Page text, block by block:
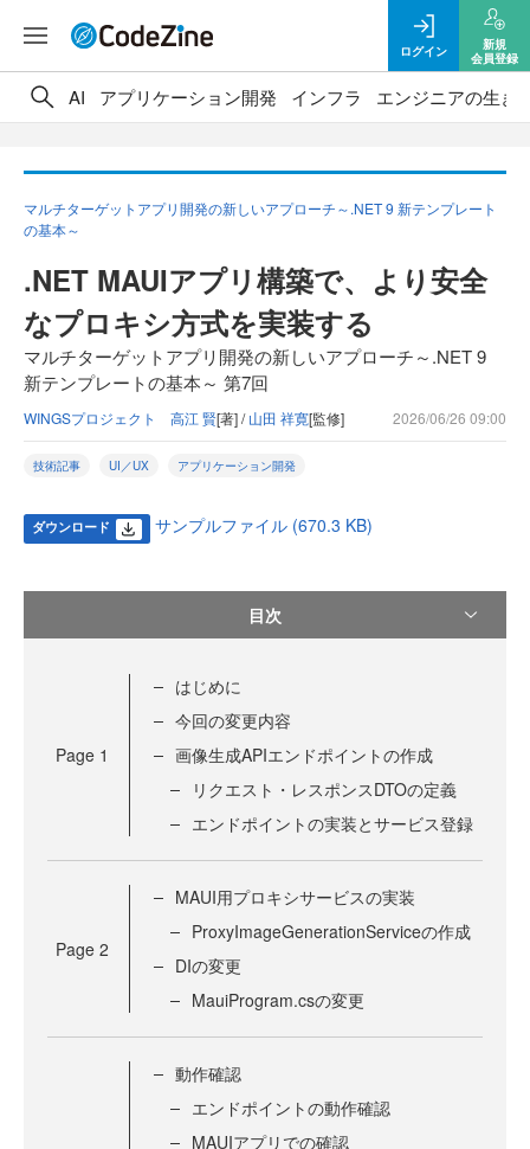
ログイン
新規
会員登録
AI アプリケーション開発 インフラ エンジニアの生き
マルチターゲットアプリ開発の新しいアプローチ～.NET 9 新テンプレート
の基本～
.NET MAUIアプリ構築で、より安全
なプロキシ方式を実装する
マルチターゲットアプリ開発の新しいアプローチ～.NET 9
新テンプレートの基本～ 第7回
WINGSプロジェクト 高江 賢[著] /山田 祥寛[監修] 2026/06/26 09:00
技術記事 UI／UX アプリケーション開発
ダウンロード サンプルファイル (670.3 KB)
目次
Page 1
はじめに
今回の変更内容
画像生成APIエンドポイントの作成
リクエスト・レスポンスDTOの定義
エンドポイントの実装とサービス登録
Page 2
MAUI用プロキシサービスの実装
ProxyImageGenerationServiceの作成
DIの変更
MauiProgram.csの変更
動作確認
エンドポイントの動作確認
MAUIアプリでの確認